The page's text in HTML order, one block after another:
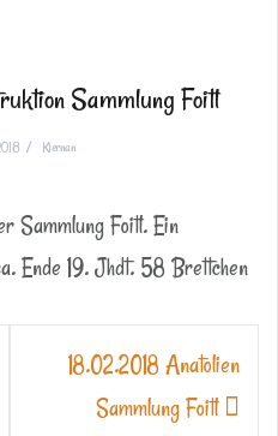
Sammlung Foitl
Kiernan
Sammlung Foitl. Ein
Ende 19. Jhdt. 58 Brettchen
18.02.2018 Anatolien
Sammlung Foitl